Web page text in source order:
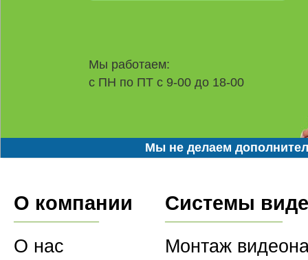
Мы работаем:
с ПН по ПТ с 9-00 до 18-00
Мы не делаем
О компании
О нас
Системы
Монтаж